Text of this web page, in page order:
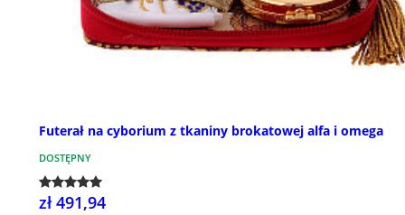
Futerał na cyborium z tkaniny brokatowej alfa i omega
DOSTĘPNY
zł 491,94